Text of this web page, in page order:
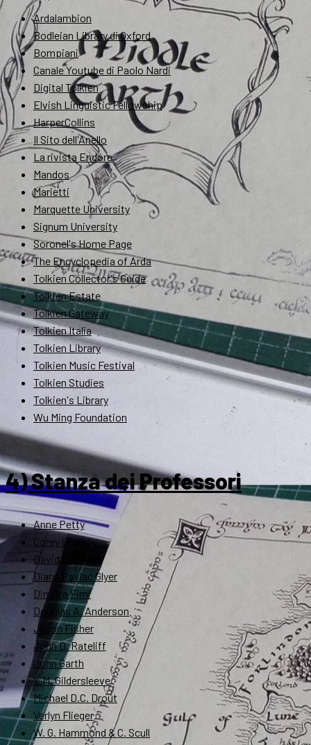
Ardalambion
Bodleian Library di Oxford
Bompiani
Canale Youtube di Paolo Nardi
Digital Tolkien
Elvish Linguistic Fellowship
HarperCollins
Il Sito dell'Anello
La rivista Endóre
Mandos
Marietti
Marquette University
Signum University
Soronel's Home Page
The Encyclopedia of Arda
Tolkien Collector's Guide
Tolkien Estate
Tolkien Gateway
Tolkien Italia
Tolkien Library
Tolkien Music Festival
Tolkien Studies
Tolkien's Library
Wu Ming Foundation
4) Stanza dei Professori
Anne Petty
Corey Olsen
David Bratman
Diana Pavlac Glyer
Dimitra Fimi
Douglas A. Anderson
Jason Fisher
John D. Rateliff
John Garth
L.M. Gildersleeve
Michael D.C. Drout
Verlyn Flieger
W. G. Hammond & C. Scull